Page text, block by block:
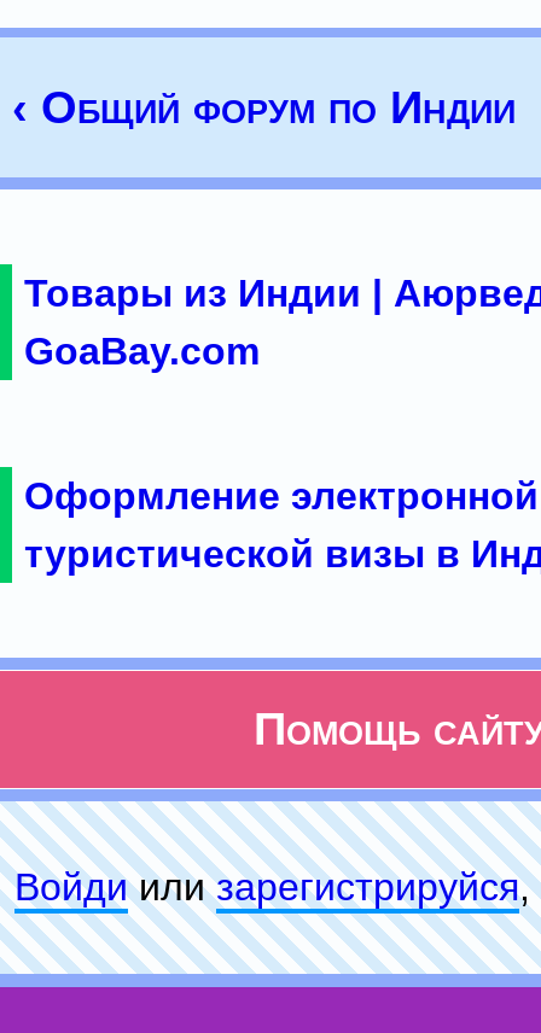
‹ Общий форум по Индии
Товары из Индии |
GoaBay.com
Оформление электронной
туристической визы в
Помощь
Войдиилизарeгиcтpируйся,